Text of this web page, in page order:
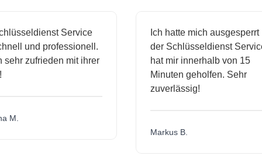
Service
und professionell.
zufrieden mit ihrer
Ich hatte mich ausgesperrt und
der Schlüsseldienst Service
hat mir innerhalb von 15
Minuten geholfen. Sehr
zuverlässig!
Markus B.